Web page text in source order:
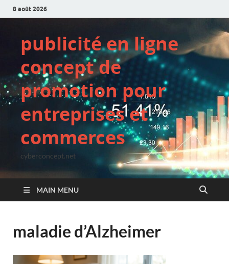
8 août 2026
publicité en ligne
concept de
promotion pour
entreprises et
commerces
cyberconcept.net
MAIN MENU
maladie d’Alzheimer